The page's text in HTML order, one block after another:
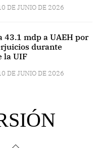
DE JUNIO DE 2026
43.1 mdp a UAEH por
durante
la UIF
DE JUNIO DE 2026